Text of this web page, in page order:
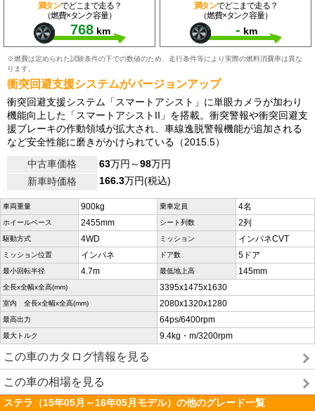
満タンでどこまで走る？
（燃費×タンク容量）
768 km
満タンでどこまで走る？
（燃費×タンク容量）
- km
※燃費は定められた試験条件の下での数値のため、走行条件等により実際の燃料消費率は異な
ります。
衝突回避支援システムがバージョンアップ
衝突回避支援システム「スマートアシスト」に単眼カメラが加わり
機能向上した「スマートアシストII」を搭載。衝突警報や衝突回避支
援ブレーキの作動領域が拡大され、車線逸脱警報機能が追加される
など安全性能に磨きがかけられている（2015.5）
中古車価格
63万円～98万円
新車時価格
166.3万円(税込)
車両重量 900kg 乗車定員 4名
ホイールベース 2455mm シート列数 2列
駆動方式 4WD ミッション インパネCVT
ミッション位置 インパネ ドア数 5ドア
最小回転半径 4.7m 最低地上高 145mm
全長x全幅x全高(mm) 3395x1475x1630
室内 全長x全幅x全高(mm) 2080x1320x1280
最高出力 64ps/6400rpm
最大トルク 9.4kg・m/3200rpm
この車のカタログ情報を見る
この車の相場を見る
ステラ（15年05月～16年05月モデル）の他のグレード一覧